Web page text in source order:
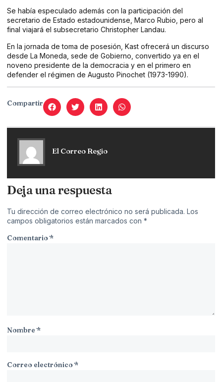
Se había especulado además con la participación del
secretario de Estado estadounidense, Marco Rubio, pero al
final viajará el subsecretario Christopher Landau.
En la jornada de toma de posesión, Kast ofrecerá un discurso
desde La Moneda, sede de Gobierno, convertido ya en el
noveno presidente de la democracia y en el primero en
defender el régimen de Augusto Pinochet (1973-1990).
Compartir
El Correo Regio
Deja una respuesta
Tu dirección de correo electrónico no será publicada. Los
campos obligatorios están marcados con *
Comentario*
Nombre*
Correo electrónico*